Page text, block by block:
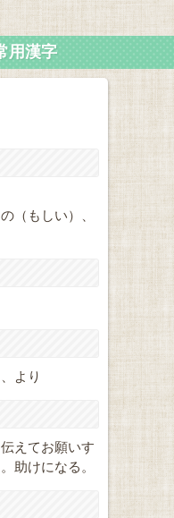
用漢字
（もしい）、
より
えてお願いす
助けになる。